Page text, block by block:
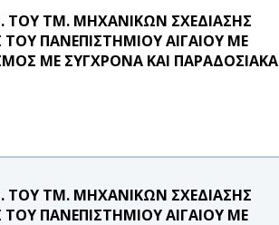
ΤΟΥ ΤΜ. ΜΗΧΑΝΙΚΩΝ ΣΧΕΔΙΑΣΗΣ
ΠΑΝΕΠΙΣΤΗΜΙΟΥ ΑΙΓΑΙΟΥ ΜΕ
ΜΕ ΣΥΓΧΡΟΝΑ ΚΑΙ ΠΑΡΑΔΟΣΙΑΚΑ
ΤΟΥ ΤΜ. ΜΗΧΑΝΙΚΩΝ ΣΧΕΔΙΑΣΗΣ
ΠΑΝΕΠΙΣΤΗΜΙΟΥ ΑΙΓΑΙΟΥ ΜΕ